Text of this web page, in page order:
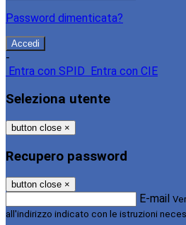
Password dimenticata?
-
Entra con SPID
Entra con CIE
Seleziona utente
button close ×
Recupero password
button close ×
E-mail
all'indirizzo indicato con le istruzioni